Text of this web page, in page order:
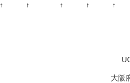
↑ ↑ ↑ ↑
大阪